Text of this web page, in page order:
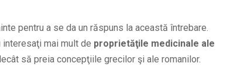
pentru a se da un răspuns la această întrebare.
mai mult de proprietăţile medicinale ale
să preia concepţiile grecilor şi ale romanilor.